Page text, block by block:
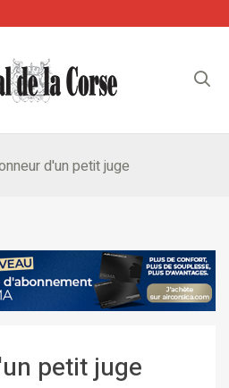
d'un petit juge
petit juge